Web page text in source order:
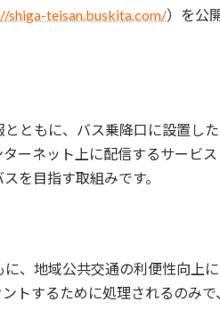
shiga-teisan.buskita.com/）を公
ともに、バス乗降口に設置し
ーネット上に配信するサービ
を目指す取組みです。
、地域公共交通の利便性向上
トするために処理されるのみで